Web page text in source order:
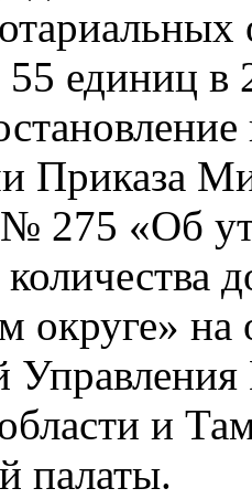
55 единиц
Приказа
№ 275 «Об
округе»
и
палаты.